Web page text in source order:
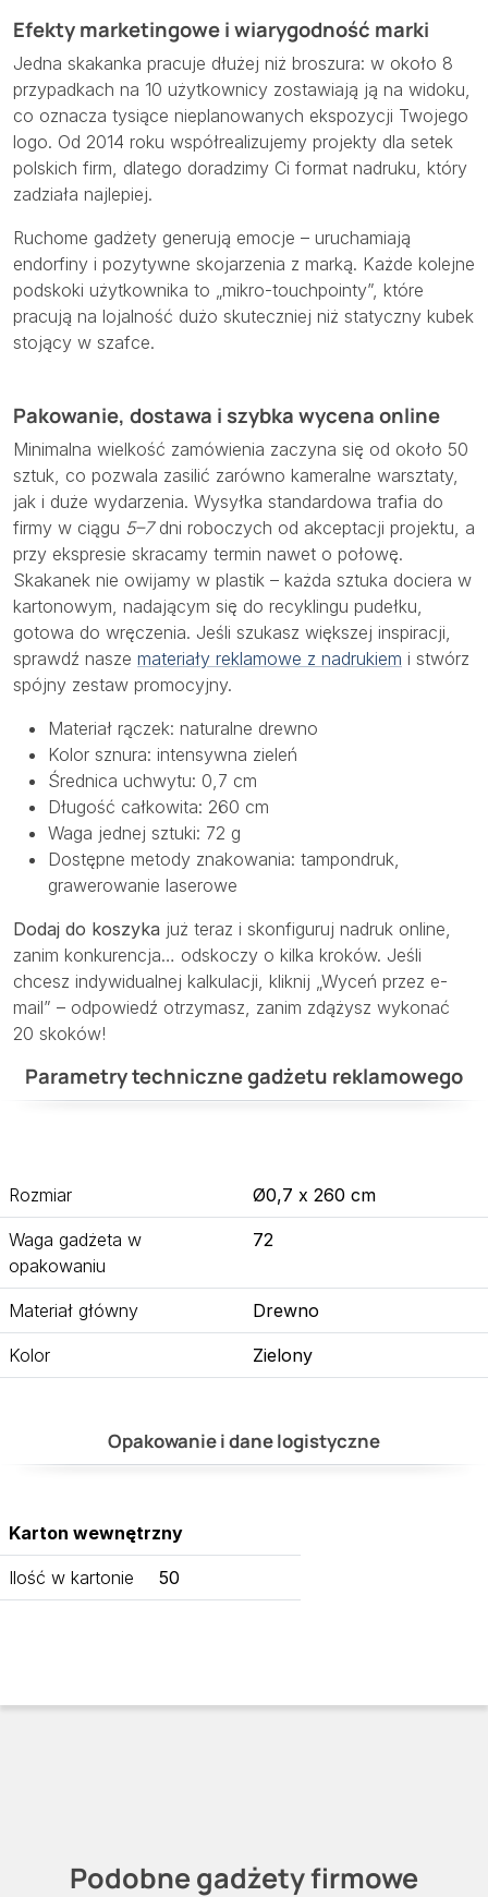
Efekty marketingowe i wiarygodność marki
Jedna skakanka pracuje dłużej niż broszura: w około 8
przypadkach na 10 użytkownicy zostawiają ją na widoku,
co oznacza tysiące nieplanowanych ekspozycji Twojego
logo. Od 2014 roku współrealizujemy projekty dla setek
polskich firm, dlatego doradzimy Ci format nadruku, który
zadziała najlepiej.
Ruchome gadżety generują emocje – uruchamiają
endorfiny i pozytywne skojarzenia z marką. Każde kolejne
podskoki użytkownika to „mikro-touchpointy”, które
pracują na lojalność dużo skuteczniej niż statyczny kubek
stojący w szafce.
Pakowanie, dostawa i szybka wycena online
Minimalna wielkość zamówienia zaczyna się od około 50
sztuk, co pozwala zasilić zarówno kameralne warsztaty,
jak i duże wydarzenia. Wysyłka standardowa trafia do
firmy w ciągu 5–7dni roboczych od akceptacji projektu, a
przy ekspresie skracamy termin nawet o połowę.
Skakanek nie owijamy w plastik – każda sztuka dociera w
kartonowym, nadającym się do recyklingu pudełku,
gotowa do wręczenia. Jeśli szukasz większej inspiracji,
sprawdź nasze materiały reklamowe z nadrukiem i stwórz
spójny zestaw promocyjny.
Materiał rączek: naturalne drewno
Kolor sznura: intensywna zieleń
Średnica uchwytu: 0,7 cm
Długość całkowita: 260 cm
Waga jednej sztuki: 72 g
Dostępne metody znakowania: tampondruk,
grawerowanie laserowe
Dodaj do koszyka już teraz i skonfiguruj nadruk online,
zanim konkurencja… odskoczy o kilka kroków. Jeśli
chcesz indywidualnej kalkulacji, kliknij „Wyceń przez e-
mail” – odpowiedź otrzymasz, zanim zdążysz wykonać
20 skoków!
Parametry techniczne gadżetu reklamowego
Rozmiar Ø0,7 x 260 cm
Waga gadżeta w
opakowaniu
72
Materiał główny Drewno
Kolor Zielony
Opakowanie i dane logistyczne
Karton wewnętrzny
Ilość w kartonie 50
Podobne gadżety firmowe